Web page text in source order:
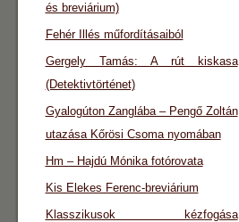
és breviárium)
Fehér Illés műfordításaiból
Gergely Tamás: A rút kiskasa
(Detektivtörténet)
Gyalogúton Zanglába – Pengő Zoltán
utazása Kőrösi Csoma nyomában
Hm – Hajdú Mónika fotórovata
Kis Elekes Ferenc-breviárium
Klasszikusok kézfogása